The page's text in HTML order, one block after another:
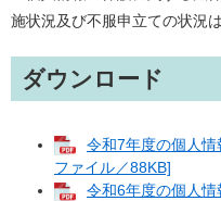
施状況及び不服申立ての状況
ダウンロード
令和7年度の個人
ファイル／88KB]
令和6年度の個人